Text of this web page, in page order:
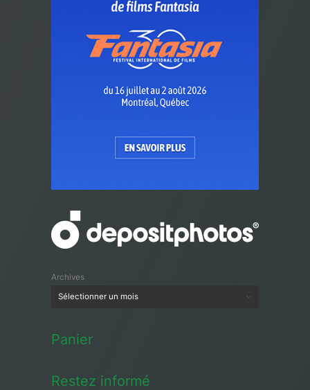
Archives
Panier
Restez informé